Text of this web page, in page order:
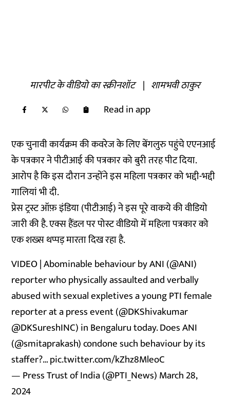
मारपीट के वीडियो का स्क्रीनशॉट | शामभवी ठाकुर
Read in app
एक चुनावी कार्यक्रम की कवरेज के लिए बेंगलुरु पहुंचे एएनआई
के पत्रकार ने पीटीआई की पत्रकार को बुरी तरह पीट दिया.
आरोप है कि इस दौरान उन्होंने इस महिला पत्रकार को भद्दी-भद्दी
गालियां भी दी.
प्रेस ट्रस्ट ऑफ़ इंडिया (पीटीआई) ने इस पूरे वाकये की वीडियो
जारी की है. एक्स हैंडल पर पोस्ट वीडियो में महिला पत्रकार को
एक शख्स थप्पड़ मारता दिख रहा है.
VIDEO | Abominable behaviour by ANI (@ANI)
reporter who physically assaulted and verbally
abused with sexual expletives a young PTI female
reporter at a press event (@DKShivakumar
@DKSureshINC) in Bengaluru today. Does ANI
(@smitaprakash) condone such behaviour by its
staffer?…pic.twitter.com/kZhz8MleoC
— Press Trust of India (@PTI_News)March 28,
2024